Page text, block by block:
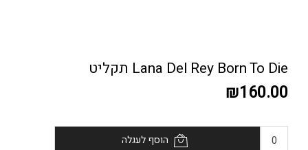
Lana Del Rey Born To Die תקליט
₪160.00
הוסף לעגלה